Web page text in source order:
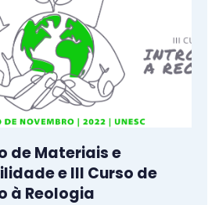
de Materiais e
e III Curso de
à Reologia